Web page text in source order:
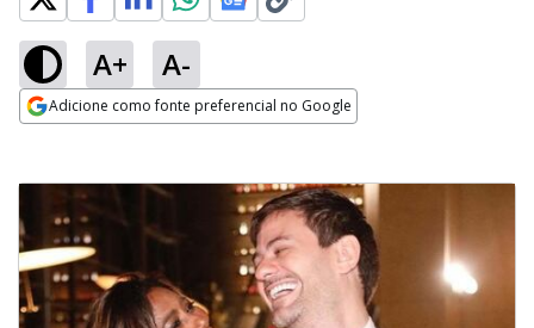
A+ A-
Adicione como fonte preferencial no Google